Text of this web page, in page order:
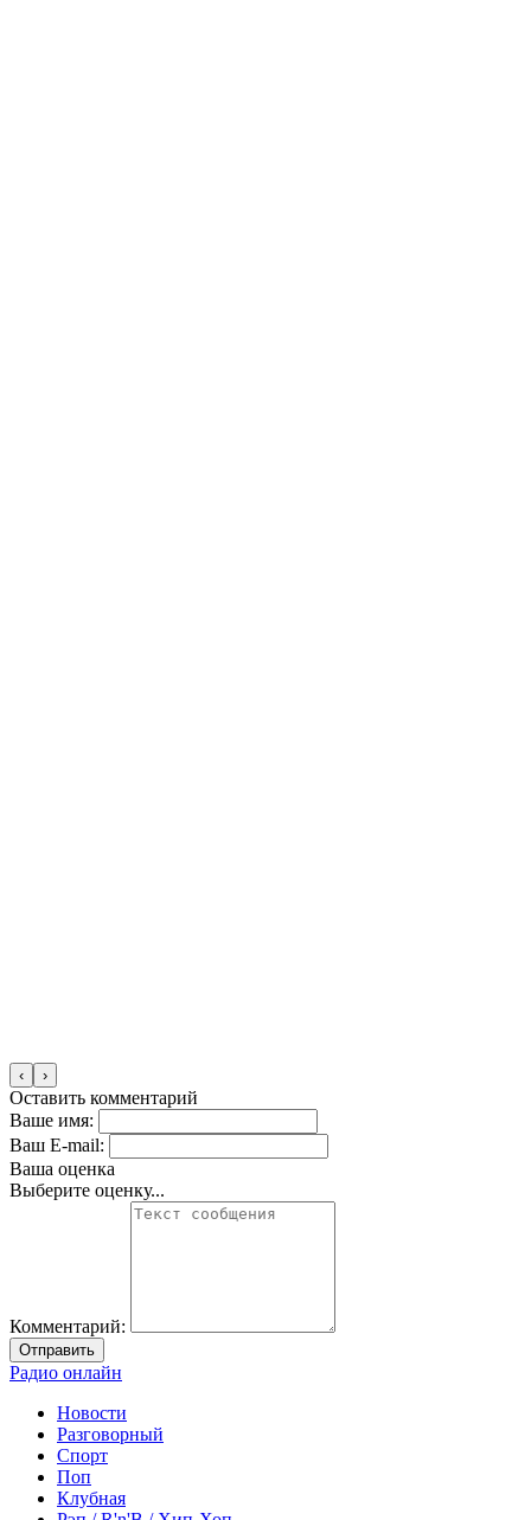
‹ ›
Оставить комментарий
Ваше имя:
Ваш E-mail:
Ваша оценка
Выберите оценку...
Комментарий:
Отправить
Радио онлайн
Новости
Разговорный
Спорт
Поп
Клубная